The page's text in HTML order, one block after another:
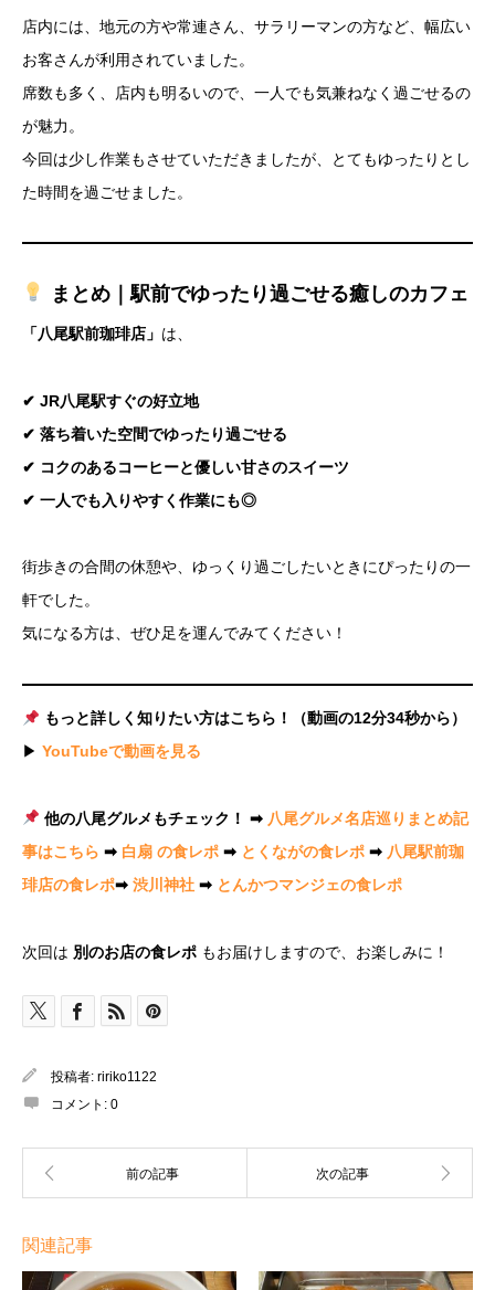
店内には、地元の方や常連さん、サラリーマンの方など、幅広い
お客さんが利用されていました。
席数も多く、店内も明るいので、一人でも気兼ねなく過ごせるの
が魅力。
今回は少し作業もさせていただきましたが、とてもゆったりとし
た時間を過ごせました。
まとめ｜駅前でゆったり過ごせる癒しのカフェ
「八尾駅前珈琲店」 は、
✔ JR八尾駅すぐの好立地
✔ 落ち着いた空間でゆったり過ごせる
✔ コクのあるコーヒーと優しい甘さのスイーツ
✔ 一人でも入りやすく作業にも◎
街歩きの合間の休憩や、ゆっくり過ごしたいときにぴったりの一
軒でした。
気になる方は、ぜひ足を運んでみてください！
もっと詳しく知りたい方はこちら！（動画の12分34秒から）
▶ YouTubeで動画を見る
他の八尾グルメもチェック！ ➡ 八尾グルメ名店巡りまとめ記
事はこちら ➡ 白扇 の食レポ ➡ とくながの食レポ ➡ 八尾駅前珈
琲店の食レポ➡ 渋川神社 ➡ とんかつマンジェの食レポ
次回は 別のお店の食レポ もお届けしますので、お楽しみに！
投稿者: ririko1122
コメント: 0
関連記事